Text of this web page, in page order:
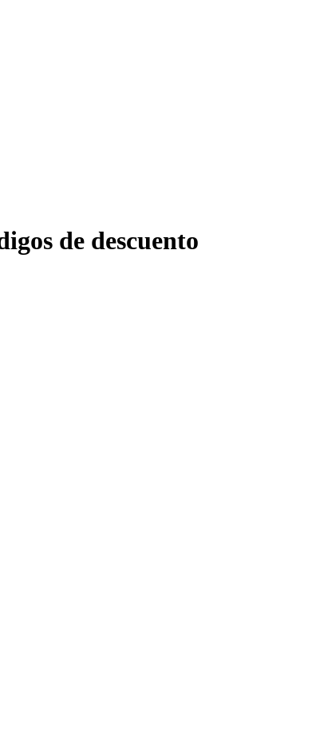
de descuento